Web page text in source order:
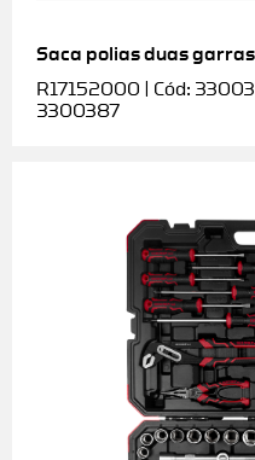
Saca polias duas garras
R17152000 | Cód:
3300387